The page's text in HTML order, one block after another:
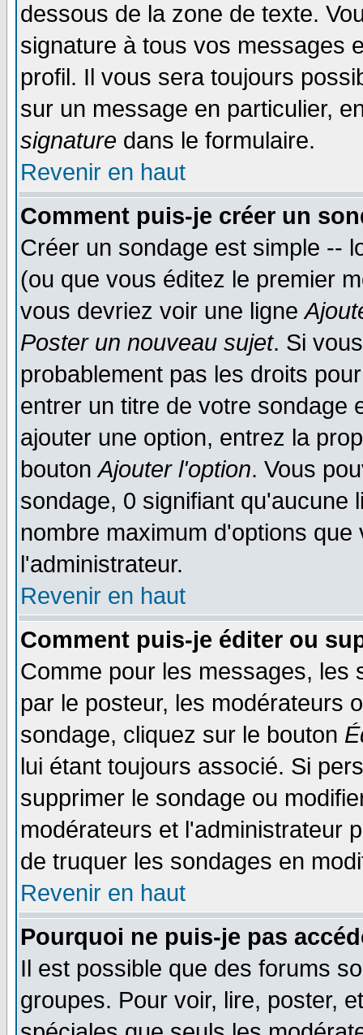
dessous de la zone de texte.
signature à tous vos messages
profil. Il vous sera toujours
sur un message en particulier,
signature dans le formulaire.
Revenir en haut
Comment puis-je créer un
Créer un sondage est simple --
(ou que vous éditez le premier
vous devriez voir une ligne
Poster un nouveau sujet. Si
probablement pas les droits
entrer un titre de votre sondage
ajouter une option, entrez la
boutonAjouter l'option. Vous
sondage, 0 signifiant qu'aucune
nombre maximum d'options
l'administrateur.
Revenir en haut
Comment puis-je éditer ou
Comme pour les messages, les
par le posteur, les modérateurs
sondage, cliquez sur le bouton
lui étant toujours associé. Si
supprimer le sondage ou
modérateurs et l'administrateur
de truquer les sondages en
Revenir en haut
Pourquoi ne puis-je pas
Il est possible que des forums
groupes. Pour voir, lire, poster,